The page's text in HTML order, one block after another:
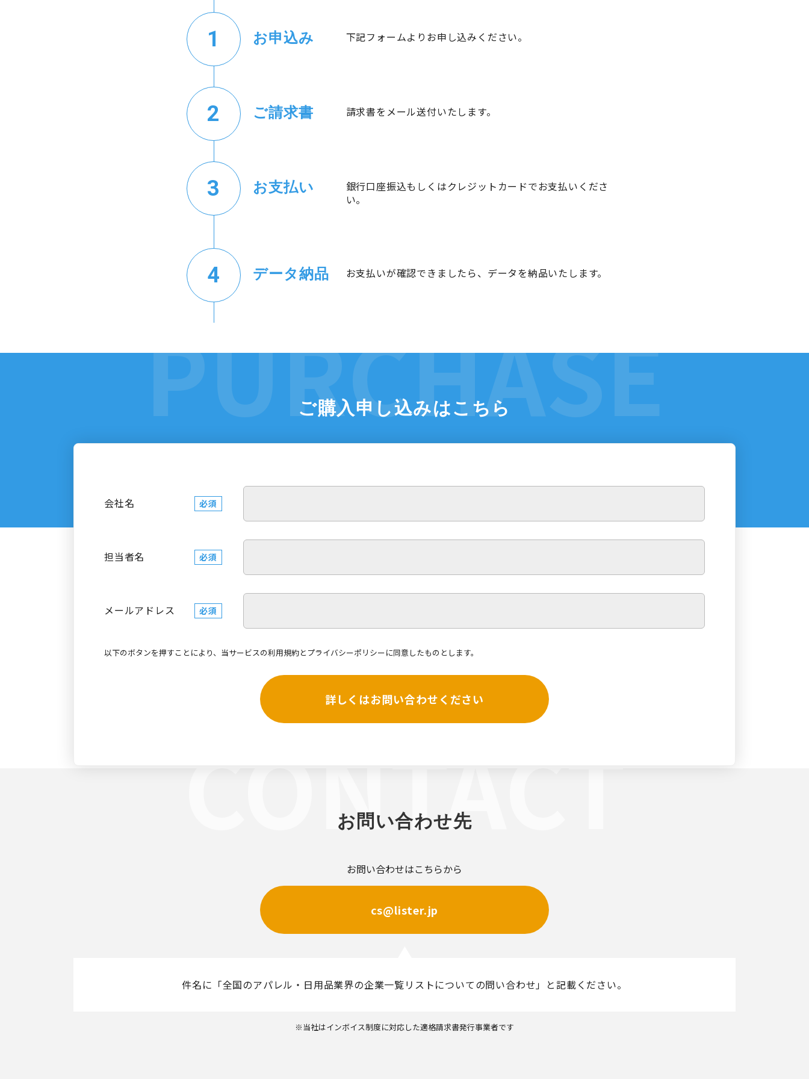
お申込み 下記フォームよりお申し込みください。
ご請求書 請求書をメール送付いたします。
お支払い
銀行口座振込もしくはクレジットカードでお支払いくださ
い。
データ納品 お支払いが確認できましたら、データを納品いたします。
ご購入申し込みはこちら
会社名 必須
担当者名 必須
メールアドレス 必須
以下のボタンを押すことにより、当サービスの利用規約と プライバシーポリシーに同意したものとします。
詳しくはお問い合わせください
お問い合わせ先
お問い合わせはこちらから
cs@lister.jp
件名に「全国のアパレル・日用品業界の企業一覧リストについての問い合わせ」と記載ください。
※当社はインボイス制度に対応した適格請求書発行事業者です